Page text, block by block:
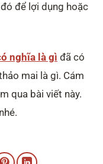
để lợi dụng hoặc
nghĩa là gì đã có
mai là gì. Cám
qua bài viết này.
nhé.